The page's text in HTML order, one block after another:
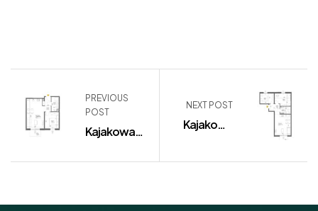
PREVIOUS
POST
Kajakowa
NEXT POST
Kajakowa